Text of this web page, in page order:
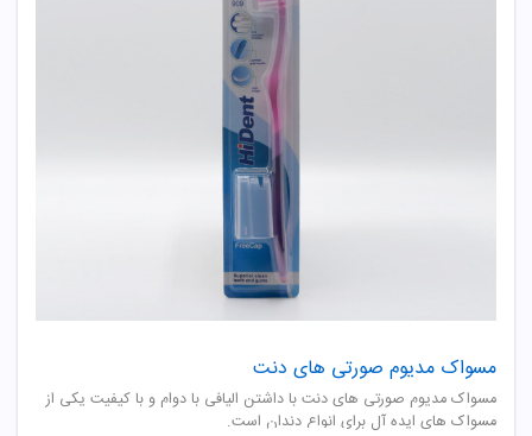
مسواک مدیوم صورتی های دنت
مسواک مدیوم صورتی های دنت با داشتن الیافی با دوام و با کیفیت یکی از
مسواک های ایده آل برای انواع دندان است.